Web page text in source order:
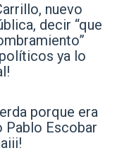
nuevo
decir “que
ya lo
porque era
Escobar